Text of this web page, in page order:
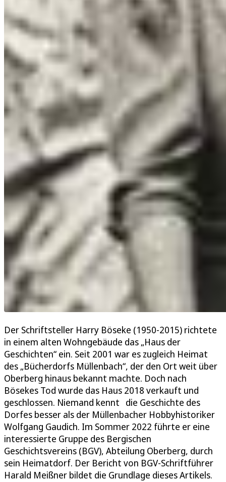
Der Schriftsteller Harry Böseke (1950-2015) richtete
in einem alten Wohngebäude das „Haus der
Geschichten“ ein. Seit 2001 war es zugleich Heimat
des „Bücherdorfs Müllenbach“, der den Ort weit über
Oberberg hinaus bekannt machte. Doch nach
Bösekes Tod wurde das Haus 2018 verkauft und
geschlossen. Niemand kennt die Geschichte des
Dorfes besser als der Müllenbacher Hobbyhistoriker
Wolfgang Gaudich. Im Sommer 2022 führte er eine
interessierte Gruppe des Bergischen
Geschichtsvereins (BGV), Abteilung Oberberg, durch
sein Heimatdorf. Der Bericht von BGV-Schriftführer
Harald Meißner bildet die Grundlage dieses Artikels.